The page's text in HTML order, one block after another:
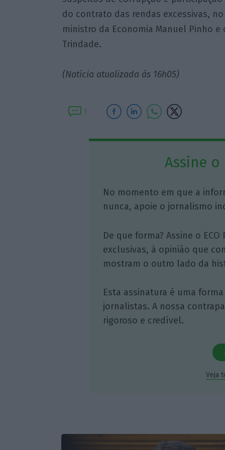
do contrato das rendas excessivas,
ministro da Economia Manuel Pinho
Trindade.
(Notícia atualizada às 16h05)
1
Assine o
No momento em que a
nunca, apoie o jornalismo
De que forma? Assine o
exclusivas, à opinião que
mostram o outro lado da
Esta assinatura é uma
jornalistas. A nossa
rigoroso e credível.
Veja